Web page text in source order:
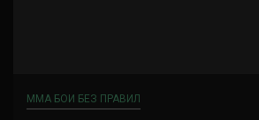
ММА БОИ БЕЗ ПРАВИЛ